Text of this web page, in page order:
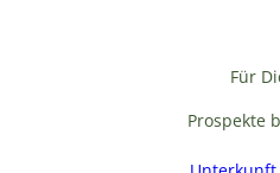
Für
Prospekte